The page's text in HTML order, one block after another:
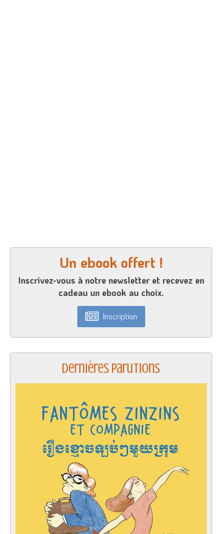
Un ebook offert !
Inscrivez-vous à notre newsletter et recevez en
cadeau un ebook au choix.
Inscription
Dernières parutions